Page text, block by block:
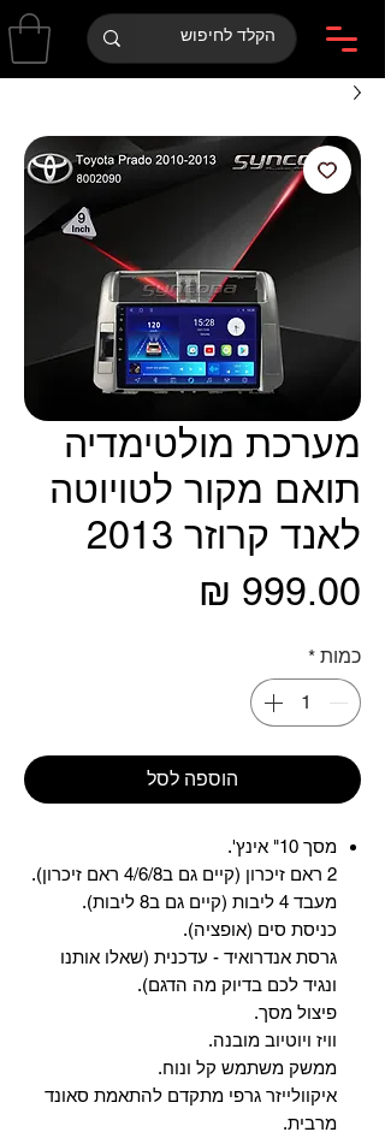
מערכת מולטימדיה
תואם מקור לטויוטה
לאנד קרוזר 2013
כמות *
הוספה לסל
מסך 10" אינץ'.
2 ראם זיכרון (קיים גם ב4/6/8 ראם זיכרון).
מעבד 4 ליבות (קיים גם ב8 ליבות).
כניסת סים (אופציה).
גרסת אנדרואיד - עדכנית (שאלו אותנו
ונגיד לכם בדיוק מה הדגם).
פיצול מסך.
וויז ויוטיוב מובנה.
ממשק משתמש קל ונוח.
איקוולייזר גרפי מתקדם להתאמת סאונד
מרבית.